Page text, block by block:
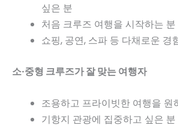
싶은 분
처음 크루즈 여행을 시작하는 분
쇼핑, 공연, 스파 등 다채로운 경
소·중형 크루즈가 잘 맞는 여행자
조용하고 프라이빗한 여행을 원
기항지 관광에 집중하고 싶은 분